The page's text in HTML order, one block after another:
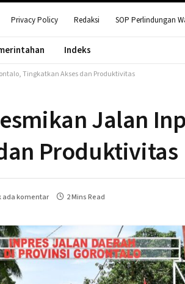
Privacy Policy Redaksi SOP Perlindungan
Indeks
Tingkatkan Akses dan Produktivitas
Jalan
Produktivitas
ada komentar 2 Mins Read